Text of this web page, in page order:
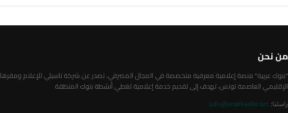
من نحن
"بنوك عربية" منصة إعلامية معرفية متخصصة في المجال المصرفي، تصدر عن شركة تاسيلي للإعلام ومقرها
الإقليمي العاصمة تونس، تهدف إلى تقديم خدمة إعلامية تغطي أنشطة بنوك المنطقة
راسلنا: info@arabbanks.net